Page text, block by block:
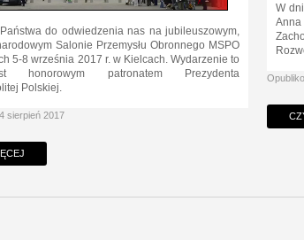
do odwiedzenia nas na jubileuszowym,
Salonie Przemysłu Obronnego MSPO
5-8 września 2017 r. w Kielcach. Wydarzenie to
honorowym patronatem Prezydenta
Polskiej.
sierpień 2017
W